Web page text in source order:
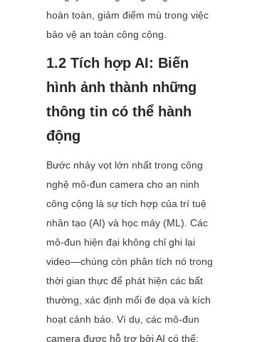
hoàn toàn, giảm điểm mù trong việc
bảo vệ an toàn công cộng.
1.2 Tích hợp AI: Biến
hình ảnh thành những
thông tin có thể hành
động
Bước nhảy vọt lớn nhất trong công
nghệ mô-đun camera cho an ninh
công cộng là sự tích hợp của trí tuệ
nhân tạo (AI) và học máy (ML). Các
mô-đun hiện đại không chỉ ghi lại
video—chúng còn phân tích nó trong
thời gian thực để phát hiện các bất
thường, xác định mối đe dọa và kích
hoạt cảnh báo. Ví dụ, các mô-đun
camera được hỗ trợ bởi AI có thể: